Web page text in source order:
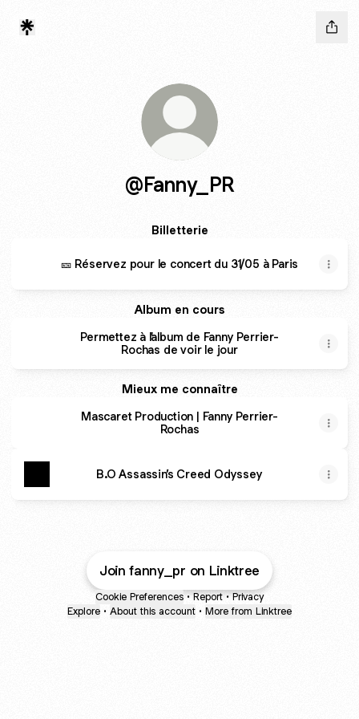
@Fanny_PR
Billetterie
🎫 Réservez pour le concert du 31/05 à Paris
Album en cours
Permettez à l'album de Fanny Perrier-
Rochas de voir le jour
Mieux me connaître
Mascaret Production | Fanny Perrier-
Rochas
B.O Assassin’s Creed Odyssey
Join fanny_pr on Linktree
Cookie Preferences • Report • Privacy
Explore • About this account • More from Linktree